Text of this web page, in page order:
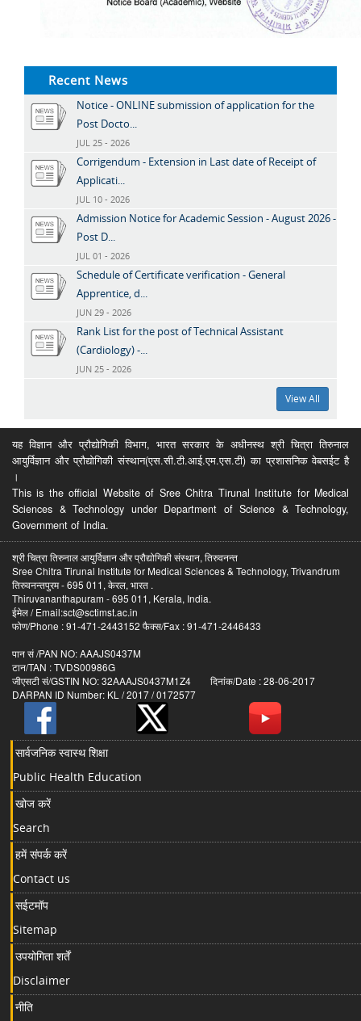
Recent News
Notice - ONLINE submission of application for the
Post Docto...
JUL 25 - 2026
Corrigendum - Extension in Last date of Receipt of
Applicati...
JUL 10 - 2026
Admission Notice for Academic Session - August 2026 -
Post D...
JUL 01 - 2026
Schedule of Certificate verification - General
Apprentice, d...
JUN 29 - 2026
Rank List for the post of Technical Assistant
(Cardiology) -...
JUN 25 - 2026
View All
यह विज्ञान और प्रौद्योगिकी विभाग, भारत सरकार के अधीनस्थ श्री चित्रा तिरुनाल
आयुर्विज्ञान और प्रौद्योगिकी संस्थान(एस.सी.टी.आई.एम.एस.टी) का प्रशासनिक वेबसईट है
।
This is the official Website of Sree Chitra Tirunal Institute for Medical
Sciences & Technology under Department of Science & Technology,
Government of India.
श्री चित्रा तिरुनाल आयुर्विज्ञान और प्रौद्योगिकी संस्थान, तिरुवनन्त
Sree Chitra Tirunal Institute for Medical Sciences & Technology, Trivandrum
तिरुवनन्तपुरम - 695 011, केरल, भारत .
Thiruvananthapuram - 695 011, Kerala, India.
ईमेल / Email:sct@sctimst.ac.in
फोण/Phone : 91-471-2443152 फैक्स/Fax : 91-471-2446433
पान सं /PAN NO: AAAJS0437M
टान/TAN : TVDS00986G
जीएसटी सं/GSTIN NO: 32AAAJS0437M1Z4 दिनांक/Date : 28-06-2017
DARPAN ID Number: KL / 2017 / 0172577
सार्वजनिक स्वास्थ शिक्षा
Public Health Education
खोज करें
Search
हमें संपर्क करें
Contact us
सईटमॉप
Sitemap
उपयोगिता शर्तें
Disclaimer
नीति